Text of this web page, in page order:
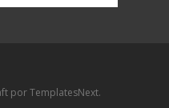
por TemplatesNext.